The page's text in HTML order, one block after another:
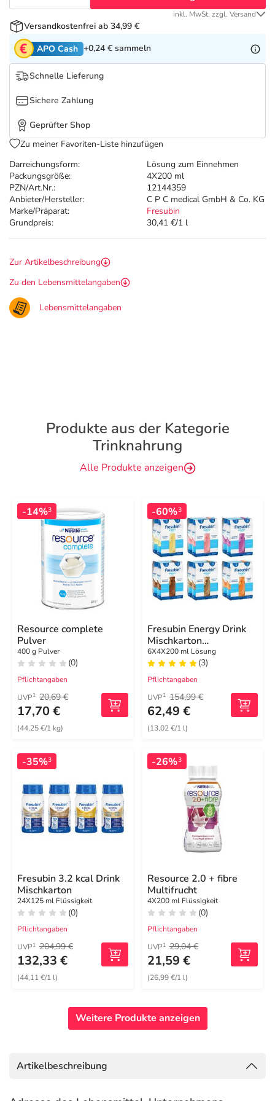
Tierapotheke
Vitamine & Mineralstoffe
Marken
Salus Deals
Darreichungsform:
Lösung zum Einnehmen
Packungsgröße:
4X200 ml
PZN/Art.Nr.:
12144359
Anbieter/Hersteller:
C P C medical GmbH & Co. KG
Marke/Präparat:
Fresubin
Grundpreis:
30,41 €/1 l
inkl. MwSt. zzgl. Versand
Versandkostenfrei ab 34,99 €
APO Cash +0,24 € sammeln
Schnelle Lieferung
Sichere Zahlung
Geprüfter Shop
Zu meiner Favoriten-Liste hinzufügen
Zur Artikelbeschreibung
Zu den Lebensmittelangaben
Lebensmittelangaben
Produkte aus der Kategorie
Trinknahrung
Alle Produkte anzeigen
-14%3
Resource complete
Pulver
400 g Pulver
(0)
Pflichtangaben
UVP1 20,69 €
17,70 €
(44,25 €/1 kg)
-60%3
Fresubin Energy Drink
Mischkarton
Trinkflasche
6X4X200 ml Lösung
(3)
Pflichtangaben
UVP1 154,99 €
62,49 €
(13,02 €/1 l)
-35%3
Fresubin 3.2 kcal Drink
Mischkarton
24X125 ml Flüssigkeit
(0)
Pflichtangaben
UVP1 204,99 €
132,33 €
(44,11 €/1 l)
-26%3
Resource 2.0 + fibre
Multifrucht
4X200 ml Flüssigkeit
(0)
Pflichtangaben
UVP1 29,04 €
21,59 €
(26,99 €/1 l)
Weitere Produkte anzeigen
Artikelbeschreibung